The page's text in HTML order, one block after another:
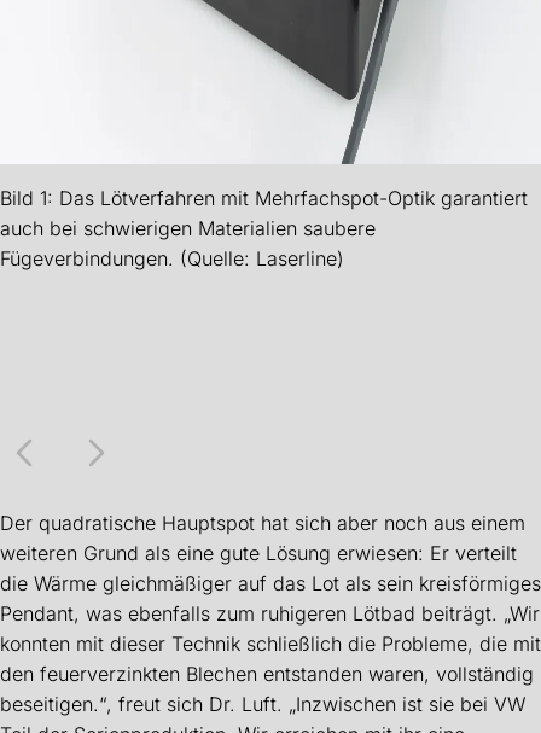
Bild 1: Das Lötverfahren mit Mehrfachspot-Optik garantiert
auch bei schwierigen Materialien saubere
Fügeverbindungen. (Quelle: Laserline)
Der quadratische Hauptspot hat sich aber noch aus einem
weiteren Grund als eine gute Lösung erwiesen: Er verteilt
die Wärme gleichmäßiger auf das Lot als sein kreisförmiges
Pendant, was ebenfalls zum ruhigeren Lötbad beiträgt. „Wir
konnten mit dieser Technik schließlich die Probleme, die mit
den feuerverzinkten Blechen entstanden waren, vollständig
beseitigen.“, freut sich Dr. Luft. „Inzwischen ist sie bei VW